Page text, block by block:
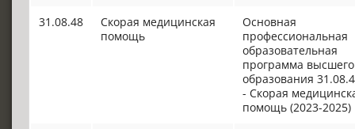
31.08.48
Скорая медицинская
помощь
Основная
профессиональная
образовательная
программа высшего
образования
- Скорая
помощь (2023-2025)